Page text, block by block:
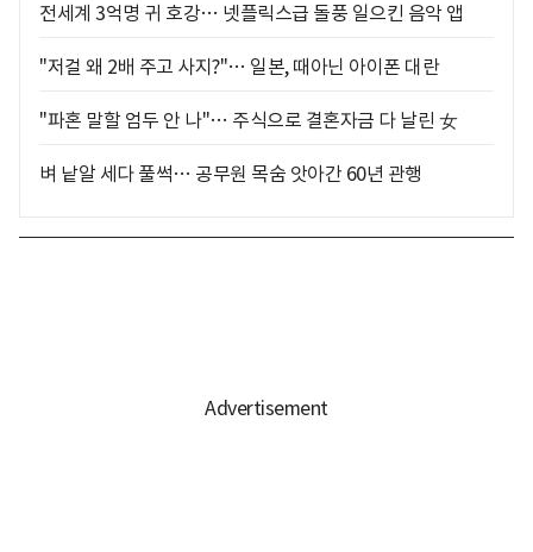
전세계 3억명 귀 호강… 넷플릭스급 돌풍 일으킨 음악 앱
"저걸 왜 2배 주고 사지?"… 일본, 때아닌 아이폰 대란
"파혼 말할 엄두 안 나"… 주식으로 결혼자금 다 날린 女
벼 낱알 세다 풀썩… 공무원 목숨 앗아간 60년 관행